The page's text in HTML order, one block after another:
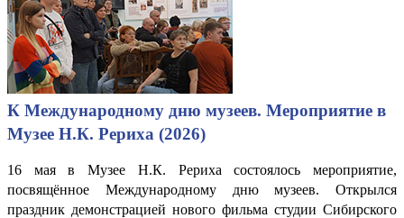
К Международному дню музеев. Мероприятие в
Музее Н.К. Рериха (2026)
16 мая в Музее Н.К. Рериха состоялось мероприятие,
посвящённое Международному дню музеев. Открылся
праздник демонстрацией нового фильма студии Сибирского